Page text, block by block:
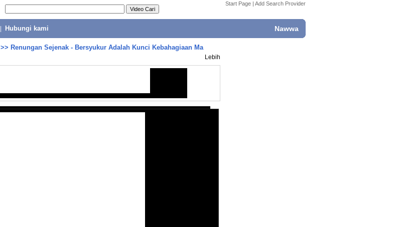
Start Page | Add Search Provider
Hubungi kami Nawwa
>> Renungan Sejenak - Bersyukur Adalah Kunci Kebahagiaan Ma
Lebih